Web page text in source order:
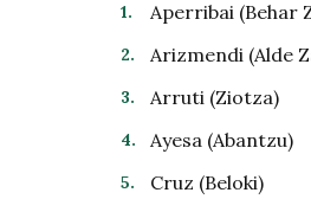
Aperribai (Behar
Arizmendi (Alde
Arruti (Ziotza)
Ayesa (Abantzu)
Cruz (Beloki)